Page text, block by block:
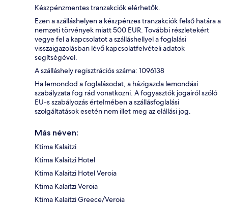
Készpénzmentes tranzakciók elérhetők.
Ezen a szálláshelyen a készpénzes tranzakciók felső határa a
nemzeti törvények miatt 500 EUR. További részletekért
vegye fel a kapcsolatot a szálláshellyel a foglalási
visszaigazolásban lévő kapcsolatfelvételi adatok
segítségével.
A szálláshely regisztrációs száma: 1096138
Ha lemondod a foglalásodat, a házigazda lemondási
szabályzata fog rád vonatkozni. A fogyasztók jogairól szóló
EU-s szabályozás értelmében a szállásfoglalási
szolgáltatások esetén nem illet meg az elállási jog.
Más néven:
Ktima Kalaitzi
Ktima Kalaitzi Hotel
Ktima Kalaitzi Hotel Veroia
Ktima Kalaitzi Veroia
Ktima Kalaitzi Greece/Veroia